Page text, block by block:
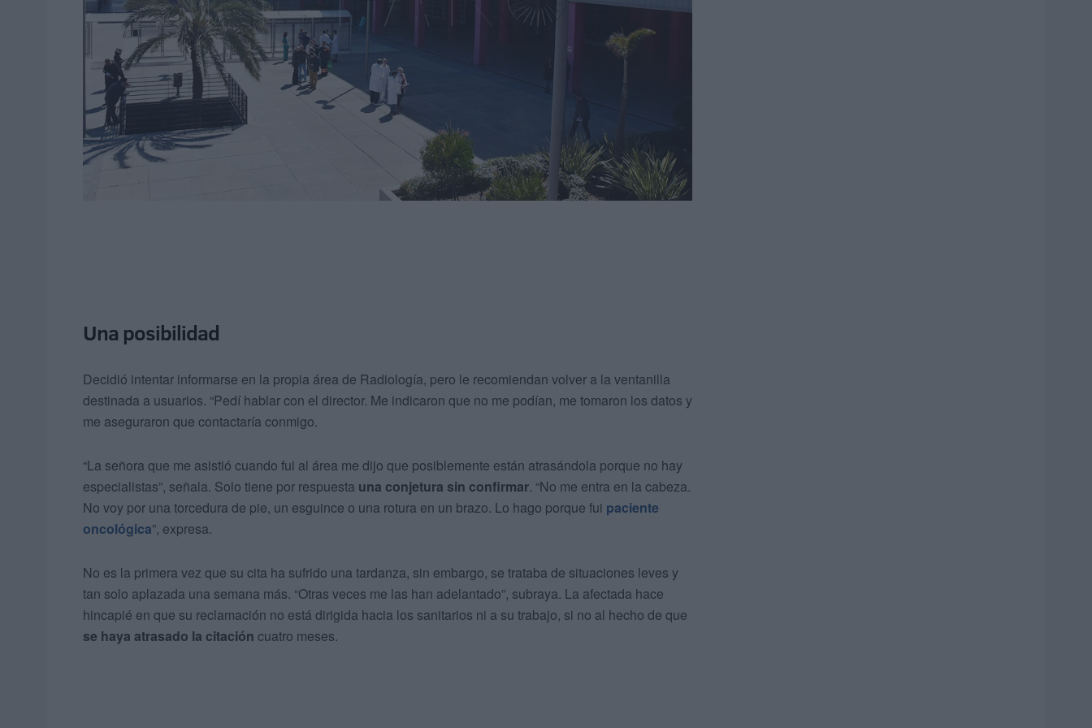
Una posibilidad
Decidió intentar informarse en la propia área de Radiología, pero le recomiendan volver a la ventanilla
destinada a usuarios. “Pedí hablar con el director. Me indicaron que no me podían, me tomaron los datos y
me aseguraron que contactaría conmigo.
“La señora que me asistió cuando fui al área me dijo que posiblemente están atrasándola porque no hay
especialistas”, señala. Solo tiene por respuesta una conjetura sin confirmar. “No me entra en la cabeza.
No voy por una torcedura de pie, un esguince o una rotura en un brazo. Lo hago porque fui paciente
oncológica”, expresa.
No es la primera vez que su cita ha sufrido una tardanza, sin embargo, se trataba de situaciones leves y
tan solo aplazada una semana más. “Otras veces me las han adelantado”, subraya. La afectada hace
hincapié en que su reclamación no está dirigida hacia los sanitarios ni a su trabajo, si no al hecho de que
se haya atrasado la citación cuatro meses.